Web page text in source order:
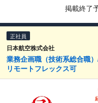
掲載終了
正社員
日本航空株式会社
業務企画職（技術系総合職
リモートフレックス可